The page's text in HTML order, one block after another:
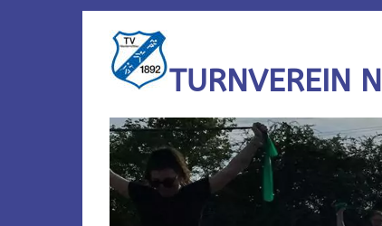
TURNVEREIN